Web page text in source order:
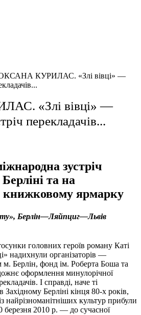
КУРИЛАС. «Злі вівці» —
«Злі вівці» —
перекладачів...
зустріч
та на
ярмарку
», Берлін—Ляйпциг—Львів
головних героїв роману Каті
надихнули організаторів —
м. Берлін, фонд ім. Роберта Боша та
оформлення минулорічної
І справді, наче ті
Західному Берліні кінця 80-х років,
найрізноманітніших культур прибули
2010 р. — до сучасної